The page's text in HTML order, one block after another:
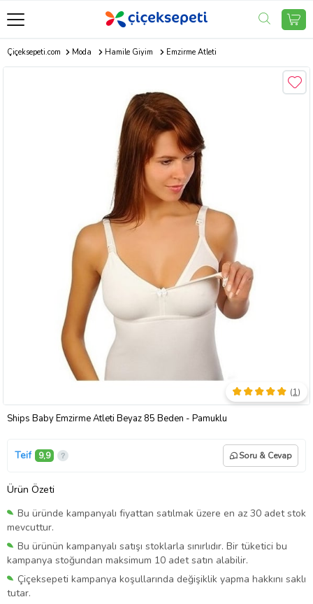
Çiçeksepeti.com Moda Hamile Giyim Emzirme Atleti
Ships Baby Emzirme Atleti Beyaz 85 Beden - Pamuklu
(1)
Teif 9,9 Soru & Cevap
Ürün Özeti
Bu üründe kampanyalı fiyattan satılmak üzere en az 30 adet stok
mevcuttur.
Bu ürünün kampanyalı satışı stoklarla sınırlıdır. Bir tüketici bu
kampanya stoğundan maksimum 10 adet satın alabilir.
Çiçeksepeti kampanya koşullarında değişiklik yapma hakkını saklı
tutar.